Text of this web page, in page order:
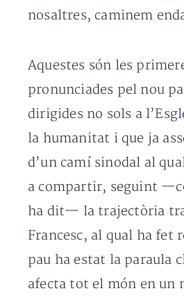
nosaltres, caminem
Aquestes són les
pronunciades pel nou
dirigides no sols a
la humanitat i que ja
d’un camí sinodal al
a compartir, seguint
ha dit— la trajectòria
Francesc, al qual ha fet
pau ha estat la paraula
afecta tot el món en un